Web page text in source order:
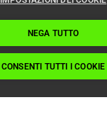
NEGA TUTTO
CONSENTI TUTTI I COOKIE